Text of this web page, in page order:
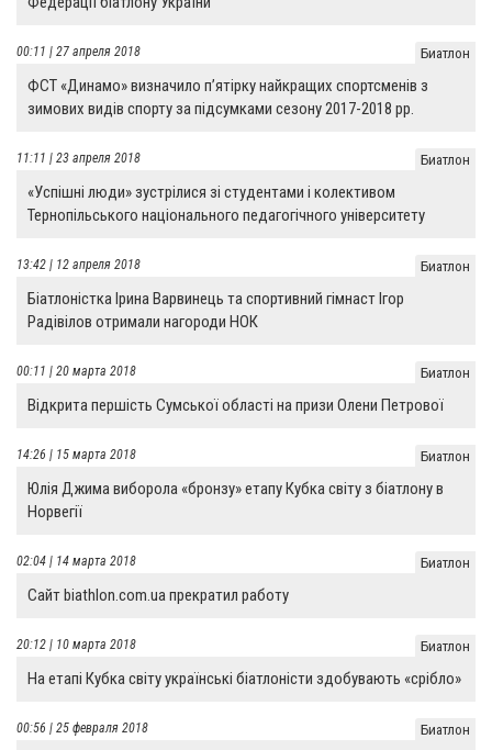
Биатлон
00:11 | 27 апреля 2018
ФСТ «Динамо» визначило п’ятірку найкращих спортсменів з
зимових видів спорту за підсумками сезону 2017-2018 рр.
Биатлон
11:11 | 23 апреля 2018
«Успішні люди» зустрілися зі студентами і колективом
Тернопільського національного педагогічного університету
Биатлон
13:42 | 12 апреля 2018
Біатлоністка Ірина Варвинець та спортивний гімнаст Ігор
Радівілов отримали нагороди НОК
Биатлон
00:11 | 20 марта 2018
Відкрита першість Сумської області на призи Олени Петрової
Биатлон
14:26 | 15 марта 2018
Юлія Джима виборола «бронзу» етапу Кубка світу з біатлону в
Норвегії
Биатлон
02:04 | 14 марта 2018
Сайт biathlon.com.ua прекратил работу
Биатлон
20:12 | 10 марта 2018
На етапі Кубка світу українські біатлоністи здобувають «срібло»
Биатлон
00:56 | 25 февраля 2018